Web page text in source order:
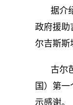
据介
政府援助
尔吉斯斯
古尔
国）第
示感谢。